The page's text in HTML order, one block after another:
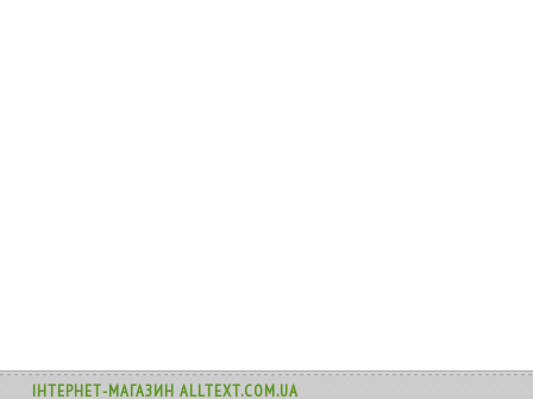
ІНТЕРНЕТ-МАГАЗИН ALLTEXT.COM.UA